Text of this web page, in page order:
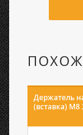
Держатель
(вставка)